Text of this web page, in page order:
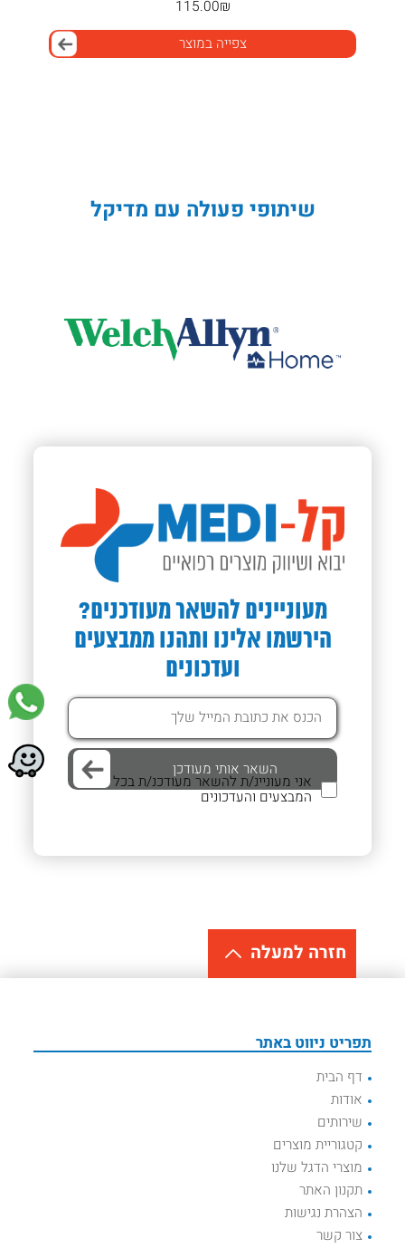
₪
115.00
צפייה במוצר
שיתופי פעולה עם מדיקל
מעוניינים להשאר מעודכנים?
הירשמו אלינו ותהנו ממבצעים
ועדכונים
אני מעוניינ/ת להשאר מעודכנ/ת בכל
המבצעים והעדכונים
חזרה למעלה
תפריט ניווט באתר
דף הבית
אודות
שירותים
קטגוריית מוצרים
מוצרי הדגל שלנו
תקנון האתר
הצהרת נגישות
צור קשר